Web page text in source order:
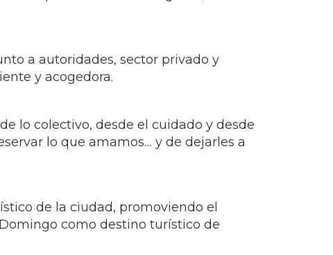
a autoridades, sector privado y
y acogedora.
lo colectivo, desde el cuidado y desde
lo que amamos… y de dejarles a
de la ciudad, promoviendo el
como destino turístico de